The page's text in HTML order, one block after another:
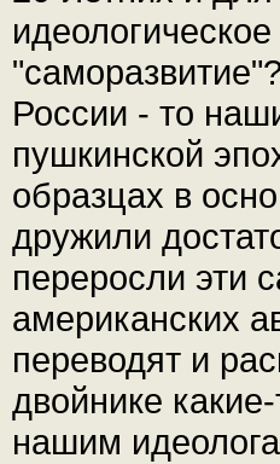
России - то
пушкинской
образцах в
дружили
переросли эти
американских
переводят и
двойнике
нашим